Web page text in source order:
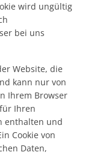
wird ungültig
bei uns
Website, die
kann nur von
Ihrem Browser
Ihren
enthalten und
Cookie von
Daten,